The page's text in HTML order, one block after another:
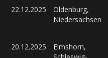
22.12.2025
Oldenburg,
Niedersachsen
20.12.2025
Elmshorn,